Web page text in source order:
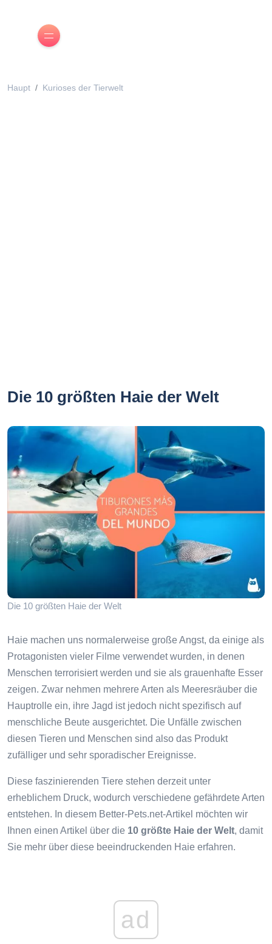
Haupt Kurioses der Tierwelt
Die 10 größten Haie der Welt
Die 10 größten Haie der Welt
Haie machen uns normalerweise große Angst, da einige als
Protagonisten vieler Filme verwendet wurden, in denen
Menschen terrorisiert werden und sie als grauenhafte Esser
zeigen. Zwar nehmen mehrere Arten als Meeresräuber die
Hauptrolle ein, ihre Jagd ist jedoch nicht spezifisch auf
menschliche Beute ausgerichtet. Die Unfälle zwischen
diesen Tieren und Menschen sind also das Produkt
zufälliger und sehr sporadischer Ereignisse.
Diese faszinierenden Tiere stehen derzeit unter
erheblichem Druck, wodurch verschiedene gefährdete Arten
entstehen. In diesem Better-Pets.net-Artikel möchten wir
Ihnen einen Artikel über die 10 größte Haie der Welt, damit
Sie mehr über diese beeindruckenden Haie erfahren.
ad